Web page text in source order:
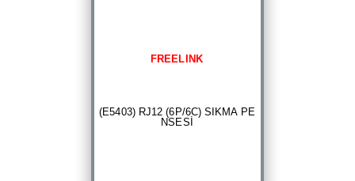
FREELINK
(E5403) RJ12 (6P/6C) SIKMA PE
NSESİ